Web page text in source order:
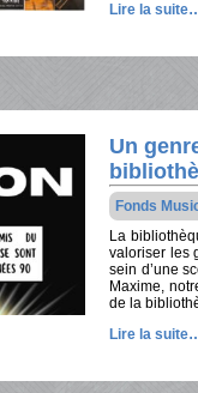
Lire la
Un
Fonds
La
valoriser les
sein d’une
Maxime,
de la
Lire la